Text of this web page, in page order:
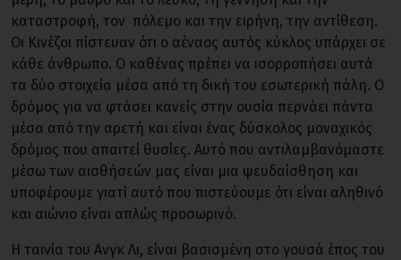
καταστροφή, τον πόλεμο και την ειρήνη, την αντίθεση.
Οι Κινέζοι πίστευαν ότι ο αέναος αυτός κύκλος υπάρχει σε
κάθε άνθρωπο. Ο καθένας πρέπει να ισορροπήσει αυτά
τα δύο στοιχεία μέσα από τη δική του εσωτερική πάλη. Ο
δρόμος για να φτάσει κανείς στην ουσία περνάει πάντα
μέσα από την αρετή και είναι ένας δύσκολος μοναχικός
δρόμος που απαιτεί θυσίες. Αυτό που αντιλαμβανόμαστε
μέσω των αισθήσεών μας είναι μια ψευδαίσθηση και
υποφέρουμε γιατί αυτό που πιστεύουμε ότι είναι αληθινό
και αιώνιο είναι απλώς προσωρινό.
Η ταινία του Ανγκ Λι, είναι βασισμένη στο γουσά έπος του